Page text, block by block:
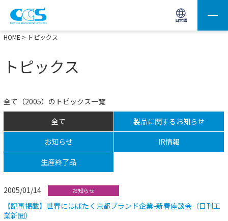
日本語
画像処理用の製品検索 サイト内検索(Enterで実行)
HOME > トピックス
トピックス
全て（2005）のトピックス一覧
全て
製品に関するお知らせ
お知らせ
IR情報
生産終了品
2005/01/14 お知らせ
【記事掲載】世界にはばたく京都ブランド企業-新春座談会（日刊工
業新聞）